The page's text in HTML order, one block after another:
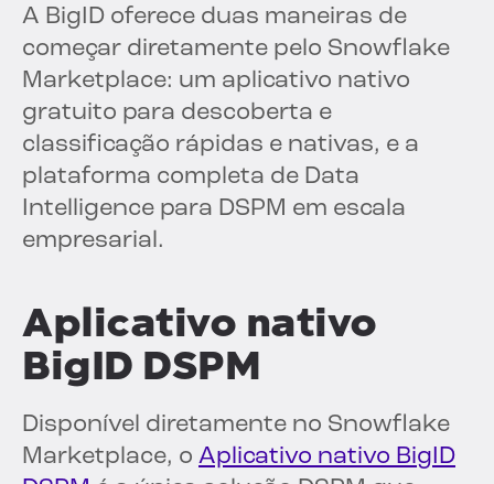
A BigID oferece duas maneiras de
começar diretamente pelo Snowflake
Marketplace: um aplicativo nativo
gratuito para descoberta e
classificação rápidas e nativas, e a
plataforma completa de Data
Intelligence para DSPM em escala
empresarial.
Aplicativo nativo
BigID DSPM
Disponível diretamente no Snowflake
Marketplace, o Aplicativo nativo BigID